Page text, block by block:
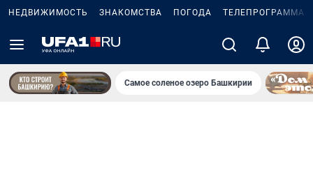
НЕДВИЖИМОСТЬ ЗНАКОМСТВА ПОГОДА ТЕЛЕПРОГРАММА
Самое соленое озеро Башкирии